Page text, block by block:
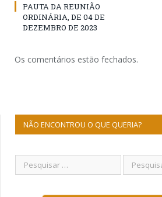
PAUTA DA REUNIÃO
ORDINÁRIA, DE 04 DE
DEZEMBRO DE 2023
Os comentários estão fechados.
NÃO ENCONTROU O QUE QUERIA?